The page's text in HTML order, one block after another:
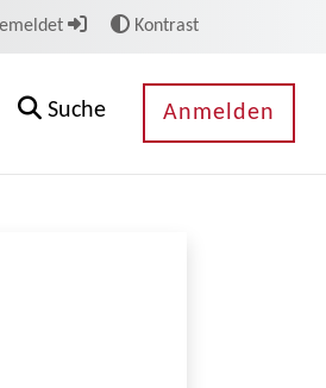
Kontrast
Suche Anmelden